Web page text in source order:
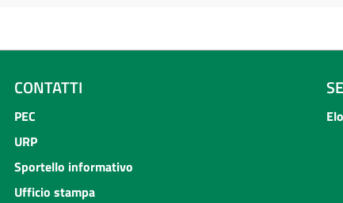
CONTATTI
PEC
URP
Sportello informativo
Ufficio stampa